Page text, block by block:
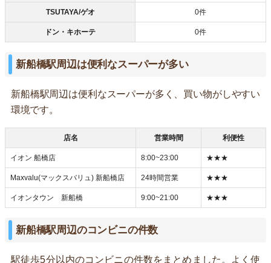
TSUTAYA/ゲオ 0件
ドン・キホーテ 0件
新船橋駅周辺は便利なスーパーが多い
新船橋駅周辺は便利なスーパーが多く、買い物がしやすい
環境です。
店名 営業時間 利便性
イオン 船橋店 8:00~23:00 ★★★
Maxvalu(マックスバリュ) 新船橋店 24時間営業 ★★★
イオンタウン 新船橋 9:00~21:00 ★★★
新船橋駅周辺のコンビニの件数
駅徒歩5分以内のコンビニの件数をまとめました。よく使